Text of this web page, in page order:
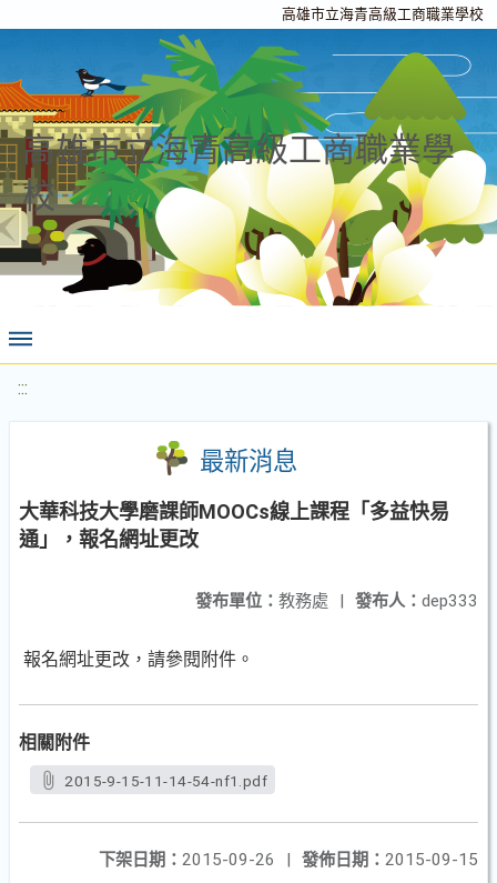
高雄市立海青高級工商職業學校
高雄市立海青高級工商職業學
校
:::
最新消息
大華科技大學磨課師MOOCs線上課程「多益快易
通」，報名網址更改
發布人： dep333
發布單位： 教務處 |
報名網址更改，請參閱附件。
相關附件
2015-9-15-11-14-54-nf1.pdf
發佈日期： 2015-09-15
下架日期： 2015-09-26
|